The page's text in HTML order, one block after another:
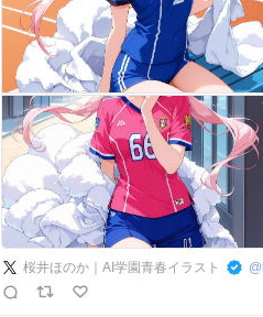
桜井ほのか｜AI学園青春イラスト @